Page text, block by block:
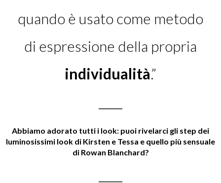
quando è usato come metodo
di espressione della propria
individualità.”
Abbiamo adorato tutti i look: puoi rivelarci gli step dei
luminosissimi look di Kirsten e Tessa e quello più sensuale
di Rowan Blanchard?